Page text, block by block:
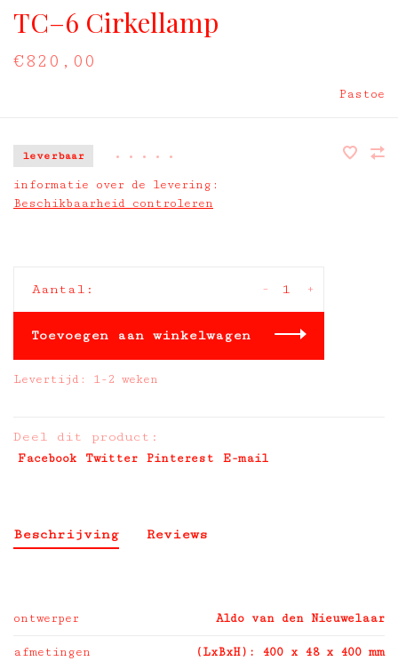
TC–6 Cirkellamp
€820,00
Pastoe
leverbaar • • • • •
informatie over de levering:
Beschikbaarheid controleren
Aantal: +
-
Toevoegen aan winkelwagen
Levertijd: 1-2 weken
Deel dit product:
Facebook Twitter Pinterest E-mail
Beschrijving Reviews
ontwerper Aldo van den Nieuwelaar
afmetingen (LxBxH): 400 x 48 x 400 mm